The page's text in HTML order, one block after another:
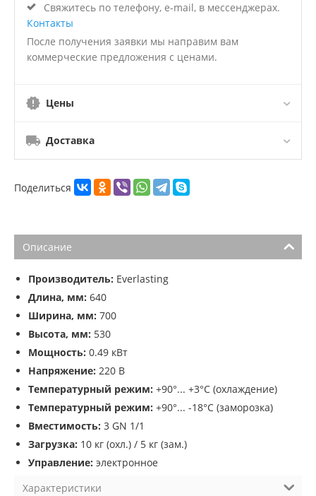
Свяжитесь по телефону, e-mail, в мессенджерах.
Контакты
После получения заявки мы направим вам
коммерческие предложения с ценами.
Цены
Доставка
Поделиться
Описание
Производитель: Everlasting
Длина, мм: 640
Ширина, мм: 700
Высота, мм: 530
Мощность: 0.49 кВт
Напряжение: 220 В
Температурный режим: +90°... +3°С (охлаждение)
Температурный режим: +90°... -18°С (заморозка)
Вместимость: 3 GN 1/1
Загрузка: 10 кг (охл.) / 5 кг (зам.)
Управление: электронное
Характеристики